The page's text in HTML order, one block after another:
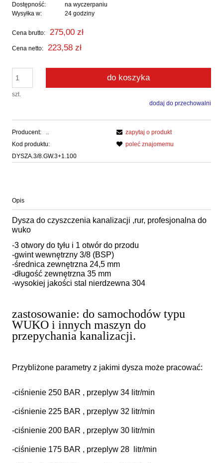
Dostępność:
na wyczerpaniu
Wysyłka w:
24 godziny
Cena brutto: 275,00 zł
Cena netto: 223,58 zł
szt.
do koszyka
dodaj do przechowalni
Producent:
Kod produktu:
DYSZA.3/8.GW.3+1.100
zapytaj o produkt
poleć znajomemu
Opis
Dysza do czyszczenia kanalizacji ,rur, profesjonalna do
wuko
-3 otwory do tyłu i 1 otwór do przodu
-gwint wewnętrzny 3/8 (BSP)
-średnica zewnętrzna 24,5 mm
-długość zewnętrzna 35 mm
-wysokiej jakości stal nierdzewna 304
zastosowanie: do samochodów typu
WUKO i innych maszyn do
przepychania kanalizacji.
Przybliżone parametry z jakimi dysza może pracować:
-ciśnienie 250 BAR , przeplyw 34 litr/min
-ciśnienie 225 BAR , przeplyw 32 litr/min
-ciśnienie 200 BAR , przeplyw 30 litr/min
-ciśnienie 175 BAR , przeplyw 28 litr/min